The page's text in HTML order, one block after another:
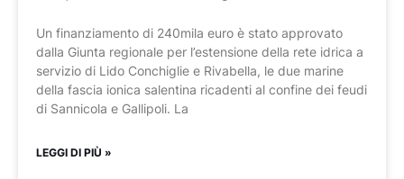
Un finanziamento di 240mila euro è stato approvato
dalla Giunta regionale per l’estensione della rete idrica a
servizio di Lido Conchiglie e Rivabella, le due marine
della fascia ionica salentina ricadenti al confine dei feudi
di Sannicola e Gallipoli. La
LEGGI DI PIÙ »